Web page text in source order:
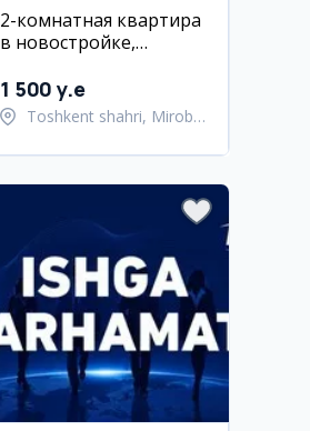
2-комнатная квартира
в новостройке,
1 500 y.e
Toshkent shahri, Mirobod